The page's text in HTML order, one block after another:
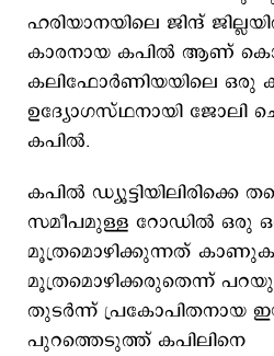
ഹരിയാനയിലെ ജിന്ദ്
കാരനായ കപില്‍ ആണ്
കലിഫോര്‍ണിയയിലെ ഒരു
ഉദ്യോഗസ്ഥനായി ജോലി
കപില്‍.
കപില്‍ ഡ്യൂട്ടിയിലിരിക്കെ
സമീപമുള്ള റോഡിൽ
മൂത്രമൊഴിക്കുന്നത്
മൂത്രമൊഴിക്കരുതെന്ന്
തുടര്‍ന്ന് പ്രകോപിതനായ
പുറത്തെടുത്ത് കപിലിനെ